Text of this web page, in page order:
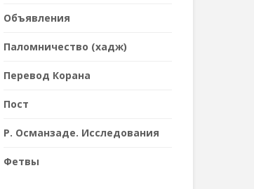
Объявления
Паломничество (хадж)
Перевод Корана
Пост
Р. Османзаде. Исследования
Фетвы